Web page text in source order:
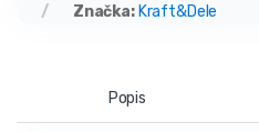
Značka: Kraft&Dele
Popis